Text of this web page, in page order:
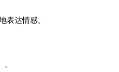
表达情感。